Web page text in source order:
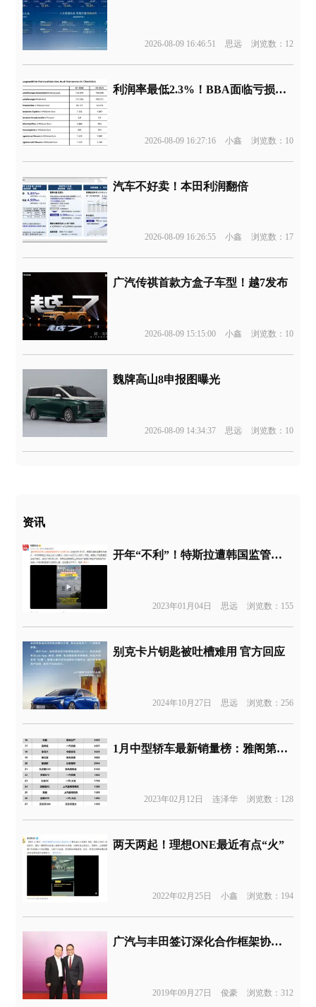
2026-08-09 16:46:51 思远 浏览数：12
利润率最低2.3%！BBA面临亏损边缘
2026-08-09 16:27:16 小鑫 浏览数：10
汽车不好卖！本田利润翻倍
2026-08-09 16:26:55 小鑫 浏览数：17
广汽传祺首款方盒子车型！越7发布
2026-08-09 15:15:00 小鑫 浏览数：10
魏牌高山8申报图曝光
2026-08-09 14:34:37 思远 浏览数：10
资讯
开年“不利”！特斯拉遭韩国监管罚28.5亿韩元
2023年01月04日 思远 浏览数：155
别克卡片钥匙被吐槽难用 官方回应
2024年10月27日 思远 浏览数：256
1月中型轿车最新销量榜：雅阁第一，天籁跌出前十五
2023年02月12日 连泽华 浏览数：128
两天两起！理想ONE最近有点“火”
2022年02月25日 小鑫 浏览数：194
广汽与丰田签订深化合作框架协议 低成本做新能源汽车
2019年09月27日 俊豪 浏览数：312